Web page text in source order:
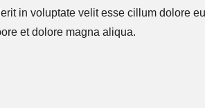
in voluptate velit esse cillum dolore
et dolore magna aliqua.